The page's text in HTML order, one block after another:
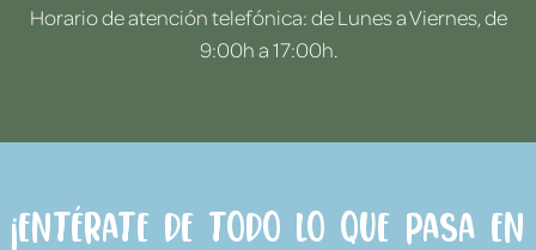
Horario de atención telefónica: de Lunes a Viernes, de
9:00h a 17:00h.
¡Entérate de todo lo que pasa en